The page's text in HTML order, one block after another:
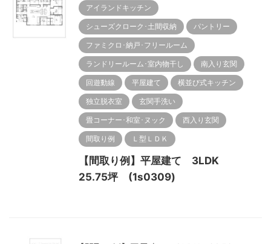
アイランドキッチン
シューズクローク･土間収納 パントリー
ファミクロ･納戸･フリールーム
ランドリールーム･室内物干し 南入り玄関
回遊動線 平屋建て 横並び式キッチン
独立脱衣室 玄関手洗い
畳コーナー･和室･ヌック 西入り玄関
間取り例 Ｌ型ＬＤＫ
【間取り例】平屋建て 3LDK
25.75坪 (1s0309)